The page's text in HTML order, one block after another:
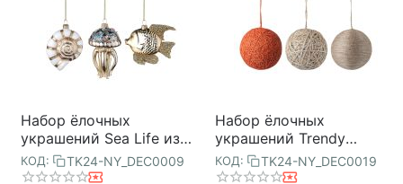
Набор ёлочных
украшений Sea Life из
коллекции New Year
Essential, 3 шт., Tkano
КОД: TK24-NY_DEC0009
Набор ёлочных
украшений Trendy
коллекции New Year
Essential, 3 шт., Tkano
КОД: TK24-NY_DEC0019